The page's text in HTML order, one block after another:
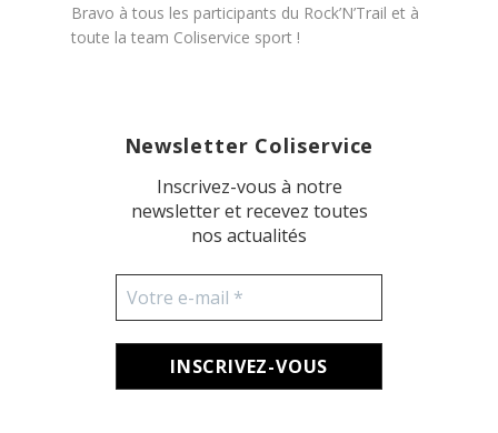
Bravo à tous les participants du Rock’N’Trail et à
toute la team Coliservice sport !
Newsletter Coliservice
Inscrivez-vous à notre
newsletter et recevez toutes
nos actualités
Votre
*